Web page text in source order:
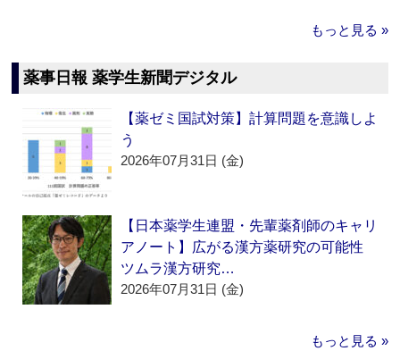
もっと見る »
薬事日報 薬学生新聞デジタル
【薬ゼミ国試対策】計算問題を意識しよ
う
2026年07月31日 (金)
【日本薬学生連盟・先輩薬剤師のキャリ
アノート】広がる漢方薬研究の可能性
ツムラ漢方研究…
2026年07月31日 (金)
もっと見る »